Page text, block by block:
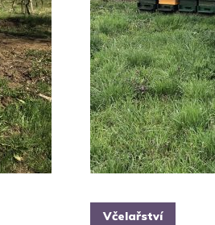
Včelařství